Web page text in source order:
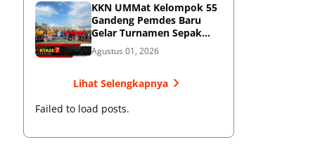
KKN UMMat Kelompok 55
Gandeng Pemdes Baru
Gelar Turnamen Sepak
Bola
Agustus 01, 2026
Lihat Selengkapnya
Failed to load posts.